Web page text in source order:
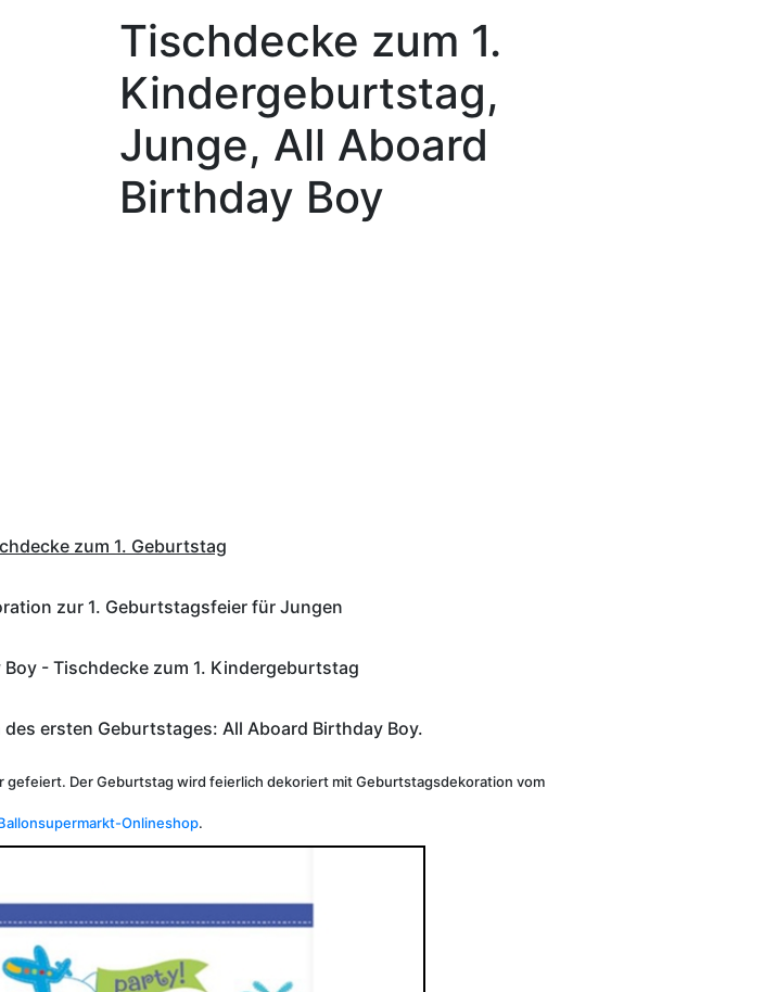
Tischdecke zum 1.
Kindergeburtstag,
Junge, All Aboard
Birthday Boy
zum 1. Geburtstag
zur 1. Geburtstagsfeier für Jungen
- Tischdecke zum 1. Kindergeburtstag
ersten Geburtstages: All Aboard Birthday Boy.
gefeiert. Der Geburtstag wird feierlich dekoriert mit Geburtstagsdekoration vom
Onlineshop.